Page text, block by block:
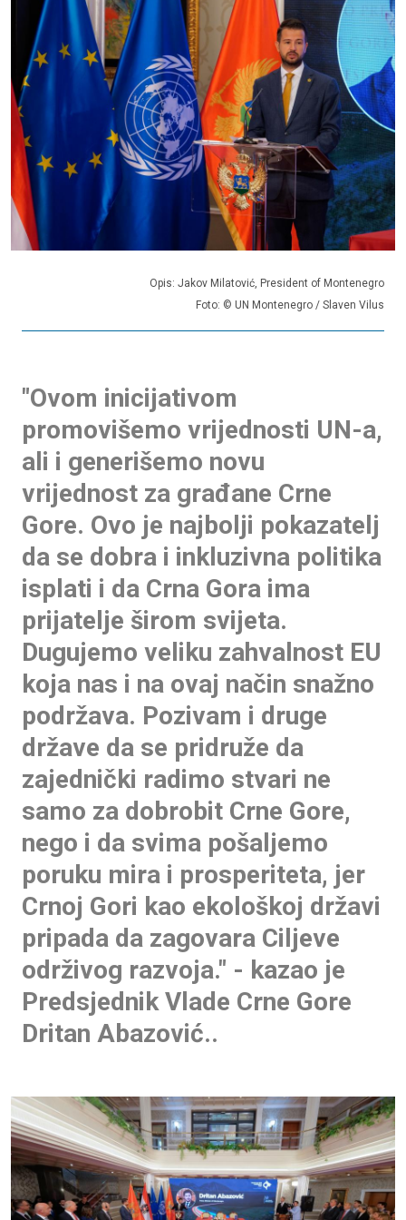
Opis: Jakov Milatović, President of Montenegro
Foto: © UN Montenegro / Slaven Vilus
"Ovom inicijativom
promovišemo vrijednosti UN-a,
ali i generišemo novu
vrijednost za građane Crne
Gore. Ovo je najbolji pokazatelj
da se dobra i inkluzivna politika
isplati i da Crna Gora ima
prijatelje širom svijeta.
Dugujemo veliku zahvalnost EU
koja nas i na ovaj način snažno
podržava. Pozivam i druge
države da se pridruže da
zajednički radimo stvari ne
samo za dobrobit Crne Gore,
nego i da svima pošaljemo
poruku mira i prosperiteta, jer
Crnoj Gori kao ekološkoj državi
pripada da zagovara Ciljeve
održivog razvoja." - kazao je
Predsjednik Vlade Crne Gore
Dritan Abazović..